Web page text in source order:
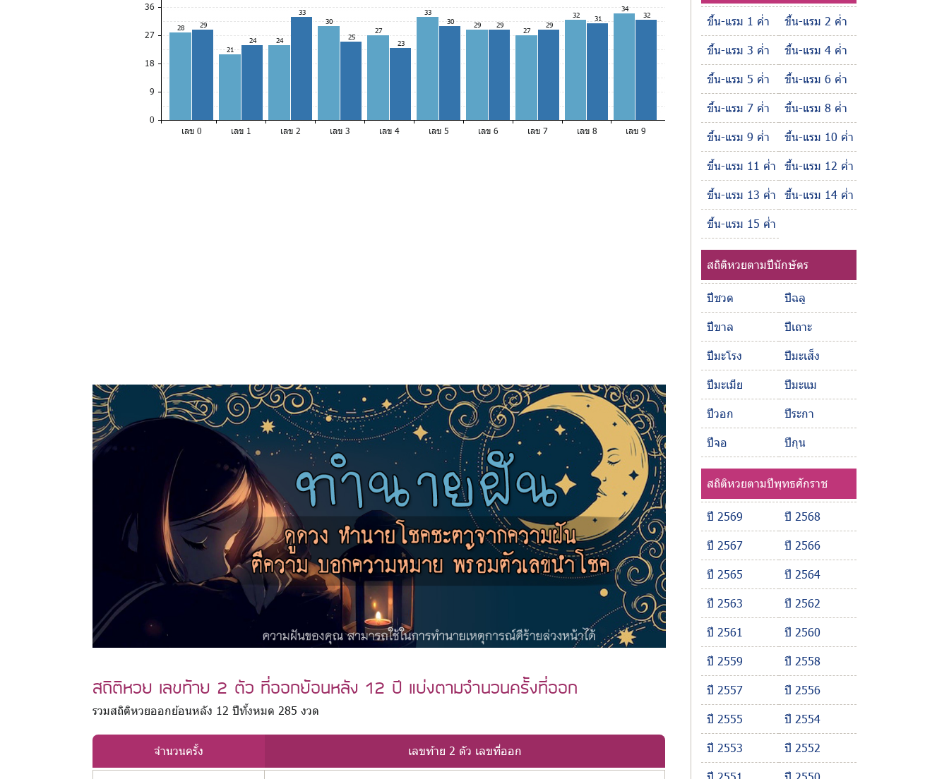
36
27
18
9
0
28 29
21
24 24
33
30
25
27
23
33
30
29 29
27
29
32 31
34
32
เลข 0 เลข 1 เลข 2 เลข 3 เลข 4 เลข 5 เลข 6 เลข 7 เลข 8 เลข 9
สถิติหวย เลขท้าย 2 ตัว ที่ออกย้อนหลัง 12 ปี แบ่งตามจำนวนครั้งที่ออก
รวมสถิติหวยออกย้อนหลัง 12 ปีทั้งหมด 285 งวด
จำนวนครั้ง เลขท้าย 2 ตัว เลขที่ออก
ขึ้น-แรม 1 ค่ำ
ขึ้น-แรม 2 ค่ำ
ขึ้น-แรม 3 ค่ำ
ขึ้น-แรม 4 ค่ำ
ขึ้น-แรม 5 ค่ำ
ขึ้น-แรม 6 ค่ำ
ขึ้น-แรม 7 ค่ำ
ขึ้น-แรม 8 ค่ำ
ขึ้น-แรม 9 ค่ำ
ขึ้น-แรม 10 ค่ำ
ขึ้น-แรม 11 ค่ำ
ขึ้น-แรม 12 ค่ำ
ขึ้น-แรม 13 ค่ำ
ขึ้น-แรม 14 ค่ำ
ขึ้น-แรม 15 ค่ำ
สถิติหวยตามปีนักษัตร
ปีชวด
ปีฉลู
ปีขาล
ปีเถาะ
ปีมะโรง
ปีมะเส็ง
ปีมะเมีย
ปีมะแม
ปีวอก
ปีระกา
ปีจอ
ปีกุน
สถิติหวยตามปีพุทธศักราช
ปี 2569
ปี 2568
ปี 2567
ปี 2566
ปี 2565
ปี 2564
ปี 2563
ปี 2562
ปี 2561
ปี 2560
ปี 2559
ปี 2558
ปี 2557
ปี 2556
ปี 2555
ปี 2554
ปี 2553
ปี 2552